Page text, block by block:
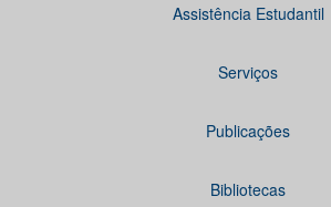
Assistência Estudantil
Serviços
Publicações
Bibliotecas